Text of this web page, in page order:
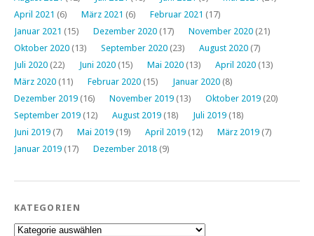
April 2021 (6) März 2021 (6) Februar 2021 (17)
Januar 2021 (15) Dezember 2020 (17) November 2020 (21)
Oktober 2020 (13) September 2020 (23) August 2020 (7)
Juli 2020 (22) Juni 2020 (15) Mai 2020 (13) April 2020 (13)
März 2020 (11) Februar 2020 (15) Januar 2020 (8)
Dezember 2019 (16) November 2019 (13) Oktober 2019 (20)
September 2019 (12) August 2019 (18) Juli 2019 (18)
Juni 2019 (7) Mai 2019 (19) April 2019 (12) März 2019 (7)
Januar 2019 (17) Dezember 2018 (9)
KATEGORIEN
Kategorien